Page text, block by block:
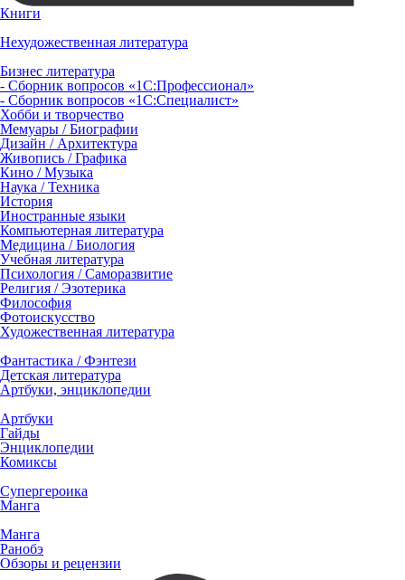
Книги
Нехудожественная литература
Бизнес литература
- Сборник вопросов «1С:Профессионал»
- Сборник вопросов «1С:Специалист»
Хобби и творчество
Мемуары / Биографии
Дизайн / Архитектура
Живопись / Графика
Кино / Музыка
Наука / Техника
История
Иностранные языки
Компьютерная литература
Медицина / Биология
Учебная литература
Психология / Саморазвитие
Религия / Эзотерика
Философия
Фотоискусство
Художественная литература
Фантастика / Фэнтези
Детская литература
Артбуки, энциклопедии
Артбуки
Гайды
Энциклопедии
Комиксы
Супергероика
Манга
Манга
Ранобэ
Обзоры и рецензии